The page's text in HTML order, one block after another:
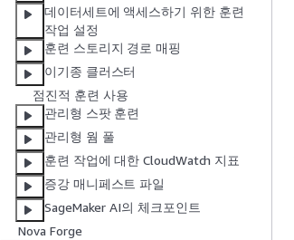
데이터세트에 액세스하기 위한 훈련
작업 설정
훈련 스토리지 경로 매핑
이기종 클러스터
점진적 훈련 사용
관리형 스팟 훈련
관리형 웜 풀
훈련 작업에 대한 CloudWatch 지표
증강 매니페스트 파일
SageMaker AI의 체크포인트
Nova Forge